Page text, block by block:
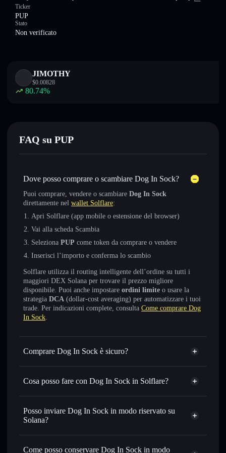
Ticker
PUP
Stato
Non verificato
JIMOTHY
$0.00828
80.74%
FAQ su PUP
Dove posso comprare o scambiare Dog In Sock?
Puoi comprare, vendere o scambiare Dog In Sock
direttamente nel wallet Solflare:
Apri Solflare (app mobile o estensione del browser)
Vai alla scheda Scambia
Seleziona PUP come token da comprare o vendere
Inserisci l’importo e conferma lo scambio
Solflare utilizza il routing intelligente dell’ordine su tutti i
maggiori DEX Solana per trovare il prezzo migliore
disponibile. Puoi anche impostare ordini limite o usare la
strategia DCA (dollar-cost averaging) per automatizzare i tuoi
trade. Per indicazioni complete, consulta Come comprare Dog
In Sock.
Comprare Dog In Sock è sicuro?
Dog In Sock non è verificato
Cosa posso fare con Dog In Sock in Solflare?
Dog In Sock
wallet Solflare
Scambiare istantaneamente— scambia PUP in SOL,
USDC o in migliaia di altri token Solana al prezzo migliore
prezzo desiderato di PUP
Posso inviare Dog In Sock in modo riservato su
Solana?
Aggregatore di privacy
Come posso conservare Dog In Sock in modo